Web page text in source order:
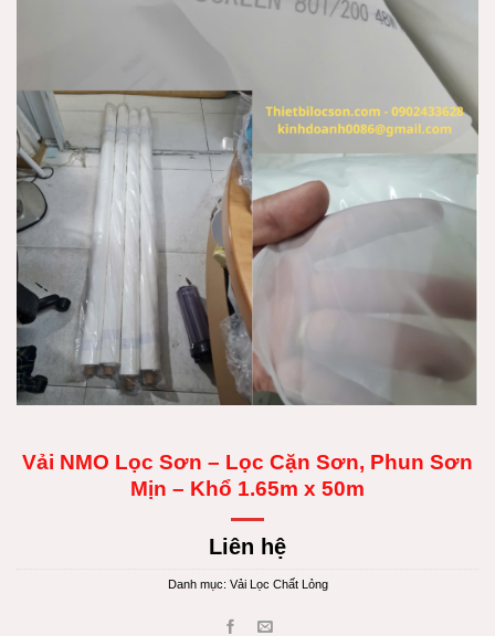
Vải NMO Lọc Sơn – Lọc Cặn Sơn, Phun Sơn
Mịn – Khổ 1.65m x 50m
Liên hệ
Danh mục: Vải Lọc Chất Lỏng